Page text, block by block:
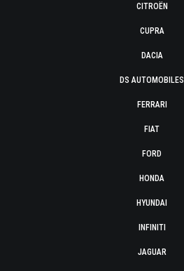
CITROËN
CUPRA
DACIA
DS AUTOMOBILES
FERRARI
FIAT
FORD
HONDA
HYUNDAI
INFINITI
JAGUAR